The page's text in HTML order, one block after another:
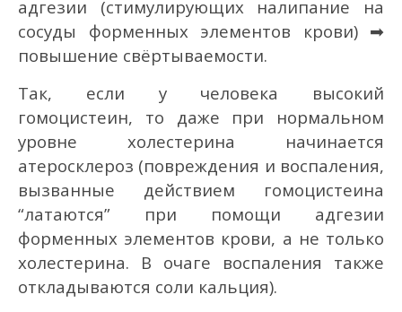
адгезии (стимулирующих налипание на
сосуды форменных элементов крови) ➡
повышение свёртываемости.
Так, если у человека высокий
гомоцистеин, то даже при нормальном
уровне холестерина начинается
атеросклероз (повреждения и воспаления,
вызванные действием гомоцистеина
“латаются” при помощи адгезии
форменных элементов крови, а не только
холестерина. В очаге воспаления также
откладываются соли кальция).